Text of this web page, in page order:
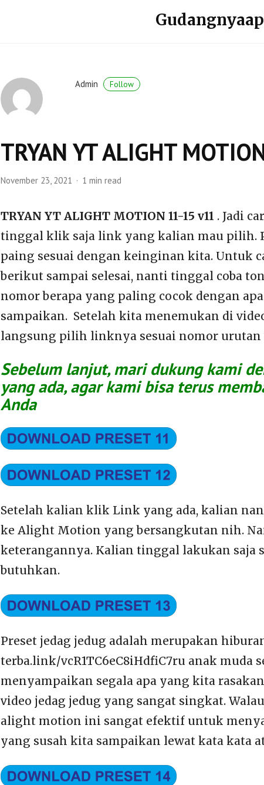
Admin
Follow
TRYAN YT ALIGHT
November 23, 2021 1 min read
TRYAN YT ALIGHT MOTION 11-15 v11 . Jadi
tinggal klik saja link yang kalian mau pilih.
paing sesuai dengan keinginan kita. Untuk
berikut sampai selesai, nanti tinggal coba
nomor berapa yang paling cocok dengan
sampaikan. Setelah kita menemukan di
langsung pilih linknya sesuai nomor urutan
Sebelum lanjut, mari dukung kami
yang ada, agar kami bisa terus
Anda
Setelah kalian klik Link yang ada, kalian
ke Alight Motion yang bersangkutan nih.
keterangannya. Kalian tinggal lakukan saja
butuhkan.
Preset jedag jedug adalah merupakan
terba.link/vcR1TC6eC8iHdfiC7ru anak muda
menyampaikan segala apa yang kita
video jedag jedug yang sangat singkat.
alight motion ini sangat efektif untuk
yang susah kita sampaikan lewat kata kata